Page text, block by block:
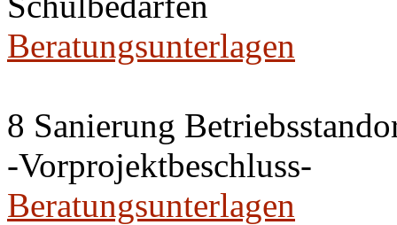
Beratungsunterlagen
8 Sanierung
-Vorprojektbeschluss-
Beratungsunterlagen